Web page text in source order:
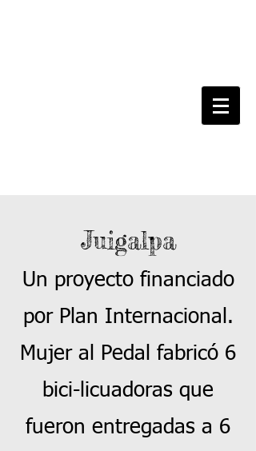
Juigalpa
Un proyecto financiado
por Plan Internacional.
Mujer al Pedal fabricó 6
bici-licuadoras que
fueron entregadas a 6